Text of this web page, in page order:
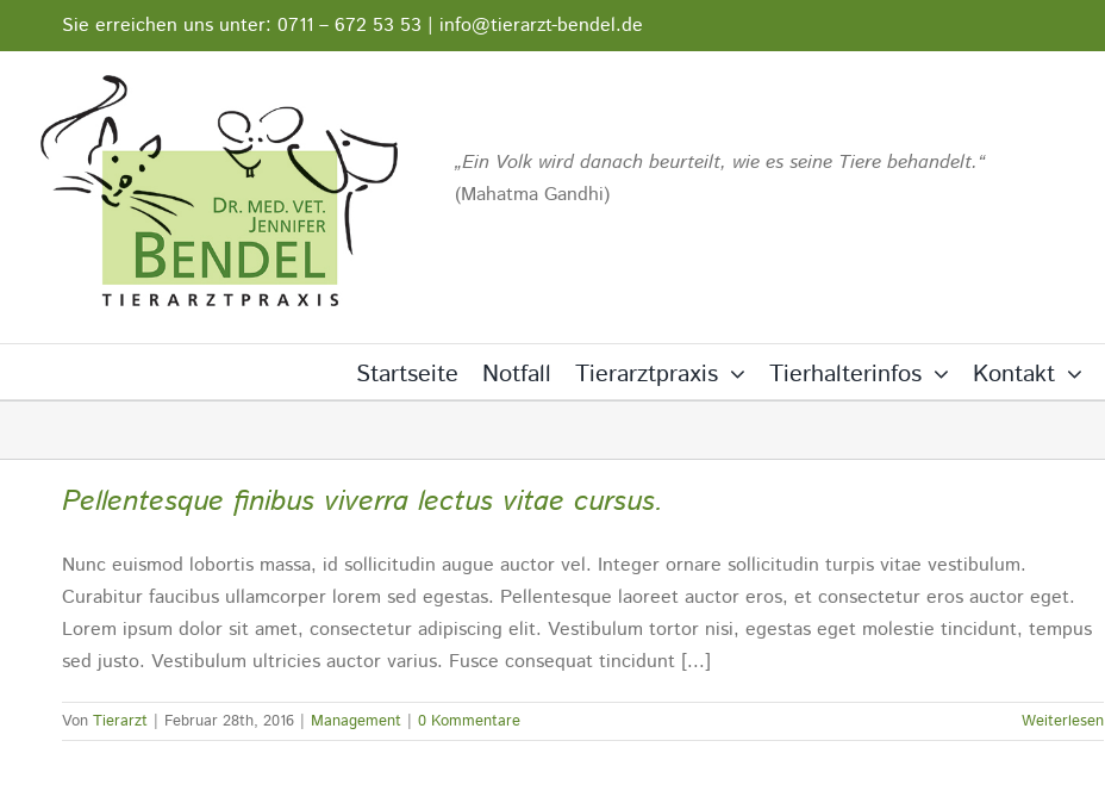
Inhalt
Sie erreichen uns unter: 0711 – 672 53 53 | info@tierarzt-bendel.de
Ein Volk wird danach beurteilt, wie es seine Tiere behandelt.
(Mahatma Gandhi)
Startseite Notfall Tierarztpraxis Tierhalterinfos Kontakt
Pellentesque finibus viverra lectus vitae cursus.
Nunc euismod lobortis massa, id sollicitudin augue auctor vel. Integer ornare sollicitudin turpis vitae vestibulum.
Curabitur faucibus ullamcorper lorem sed egestas. Pellentesque laoreet auctor eros, et consectetur eros auctor eget.
Lorem ipsum dolor sit amet, consectetur adipiscing elit. Vestibulum tortor nisi, egestas eget molestie tincidunt, tempus
sed justo. Vestibulum ultricies auctor varius. Fusce consequat tincidunt [...]
Von Tierarzt | Februar 28th, 2016 | Management | 0 Kommentare Weiterlesen